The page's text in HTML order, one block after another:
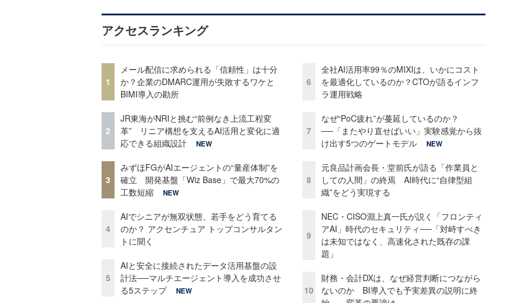
アクセスランキング
1
メール配信に求められる「信頼性」は十分
か？企業のDMARC運用が失敗するワケと
BIMI導入の勘所
2
JR東海がNRIと挑む“前例なき上流工程変
革” リニア構想を支えるAI活用と変化に適
応できる組織設計
NEW
3
みずほFGがAIエージェントの“量産体制”を
確立 開発基盤「Wiz Base」で最大70%の
工数短縮
NEW
4
AIでシニアが無双状態、若手をどう育てる
のか？ アクセンチュア トップコンサルタン
トに聞く
5
AIと安全に接続されたデータ活用基盤の設
計法──マルチエージェント導入を成功させ
る5ステップ
NEW
6
全社AI活用率99％のMIXIは、いかにコスト
を最適化しているのか？CTOが語るインフ
ラ運用戦略
7
なぜ“PoC疲れ”が蔓延しているのか？
──「またやり直せばいい」実験感覚から抜
け出す5つのゲートモデル
NEW
8
元良品計画会長・堂前氏が語る「作業員と
しての人間」の終焉 AI時代に“自律型組
織”をどう実現する
9
NEC・CISO淵上真一氏が説く「フロンティ
アAI」時代のセキュリティ──「対峙すべき
は未知ではなく、高速化された既存の課
題」
10
財務・会計DXは、なぜ経営判断につながら
ないのか BI導入でも予実差異の説明に終